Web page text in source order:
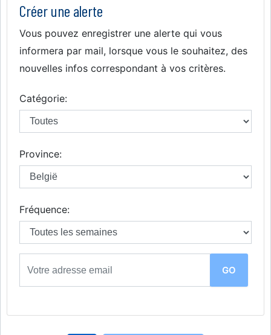
Créer une alerte
Vous pouvez enregistrer une alerte qui vous
informera par mail, lorsque vous le souhaitez, des
nouvelles infos correspondant à vos critères.
Catégorie:
Province:
Fréquence: